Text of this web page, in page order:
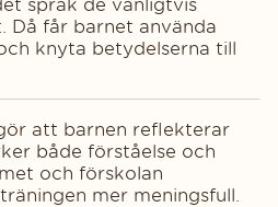
språk de vanligtvis
Då får barnet använda
knyta betydelserna till
att barnen reflekterar
både förståelse och
och förskolan
mer meningsfull.